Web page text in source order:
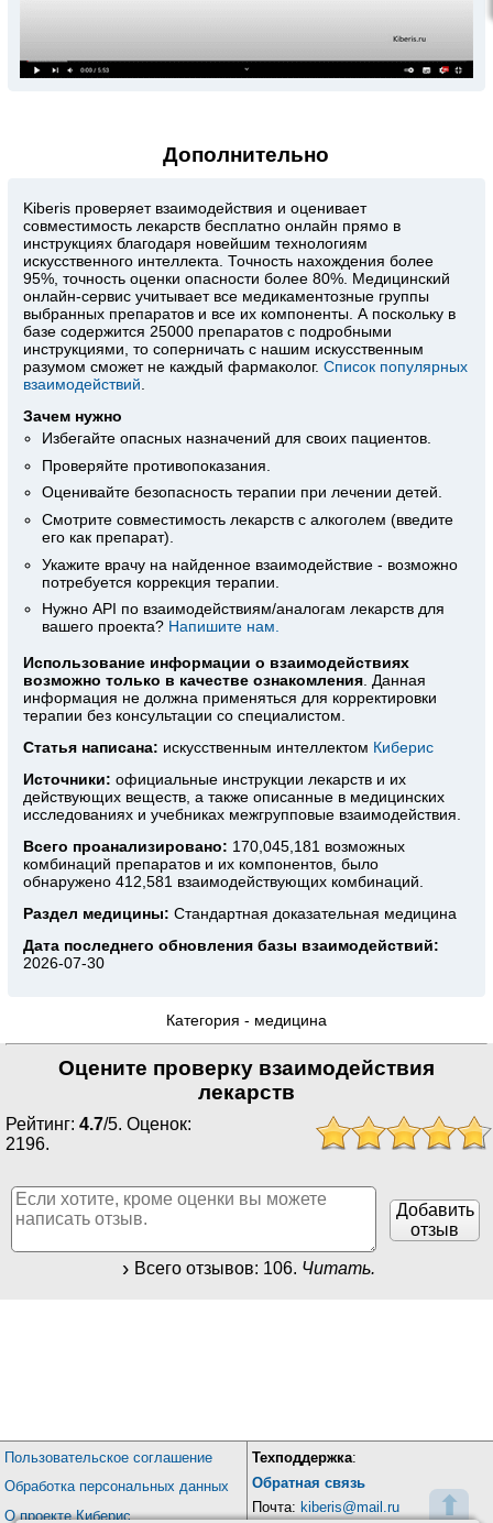
⬆
Дополнительно
Kiberis проверяет взаимодействия и оценивает
совместимость лекарств бесплатно онлайн прямо в
инструкциях благодаря новейшим технологиям
искусственного интеллекта. Точность нахождения более
95%, точность оценки опасности более 80%. Медицинский
онлайн-сервис учитывает все медикаментозные группы
выбранных препаратов и все их компоненты. А поскольку в
базе содержится 25000 препаратов с подробными
инструкциями, то соперничать с нашим искусственным
разумом сможет не каждый фармаколог.Список популярных
взаимодействий
Зачем нужно
Избегайте опасных назначений для своих пациентов.
Проверяйте противопоказания.
Оценивайте безопасность терапии при лечении детей.
Смотрите совместимость лекарств с алкоголем (введите
его как препарат).
Укажите врачу на найденное взаимодействие - возможно
потребуется коррекция терапии.
Нужно API по взаимодействиям/аналогам лекарств для
вашего проекта? Напишите нам.
Использование информации о взаимодействиях
возможно только в качестве ознакомления. Данная
информация не должна применяться для корректировки
терапии без консультации со специалистом.
Статья написана: искусственным интеллектом Киберис
Источники: официальные инструкции лекарств и их
действующих веществ, а также описанные в медицинских
исследованиях и учебниках межгрупповые взаимодействия.
Всего проанализировано: 170,045,181 возможных
комбинаций препаратов и их компонентов, было
обнаружено 412,581 взаимодействующих комбинаций.
Раздел медицины: Стандартная доказательная медицина
Дата последнего обновления базы взаимодействий:
2026-07-30
Категория - медицина
Оцените проверку взаимодействия
лекарств
Рейтинг: 4.7/5. Оценок:
2196.
Добавить
отзыв
Всего отзывов: 106. Читать.
Пользовательское соглашение
Обработка персональных данных
О проекте Киберис
Техподдержка:
Обратная связь
Почта: kiberis@mail.ru